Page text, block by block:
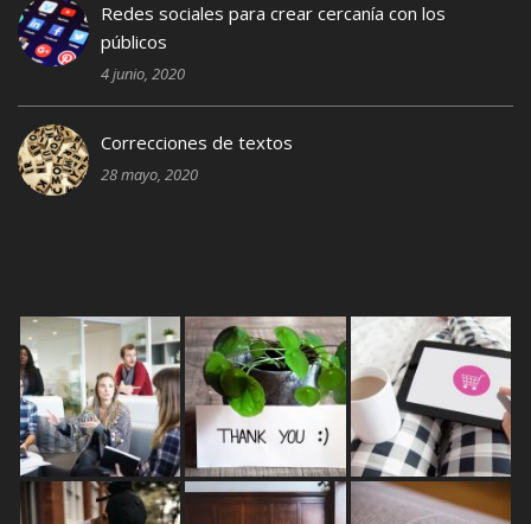
Redes sociales para crear cercanía con los
públicos
4 junio, 2020
Correcciones de textos
28 mayo, 2020